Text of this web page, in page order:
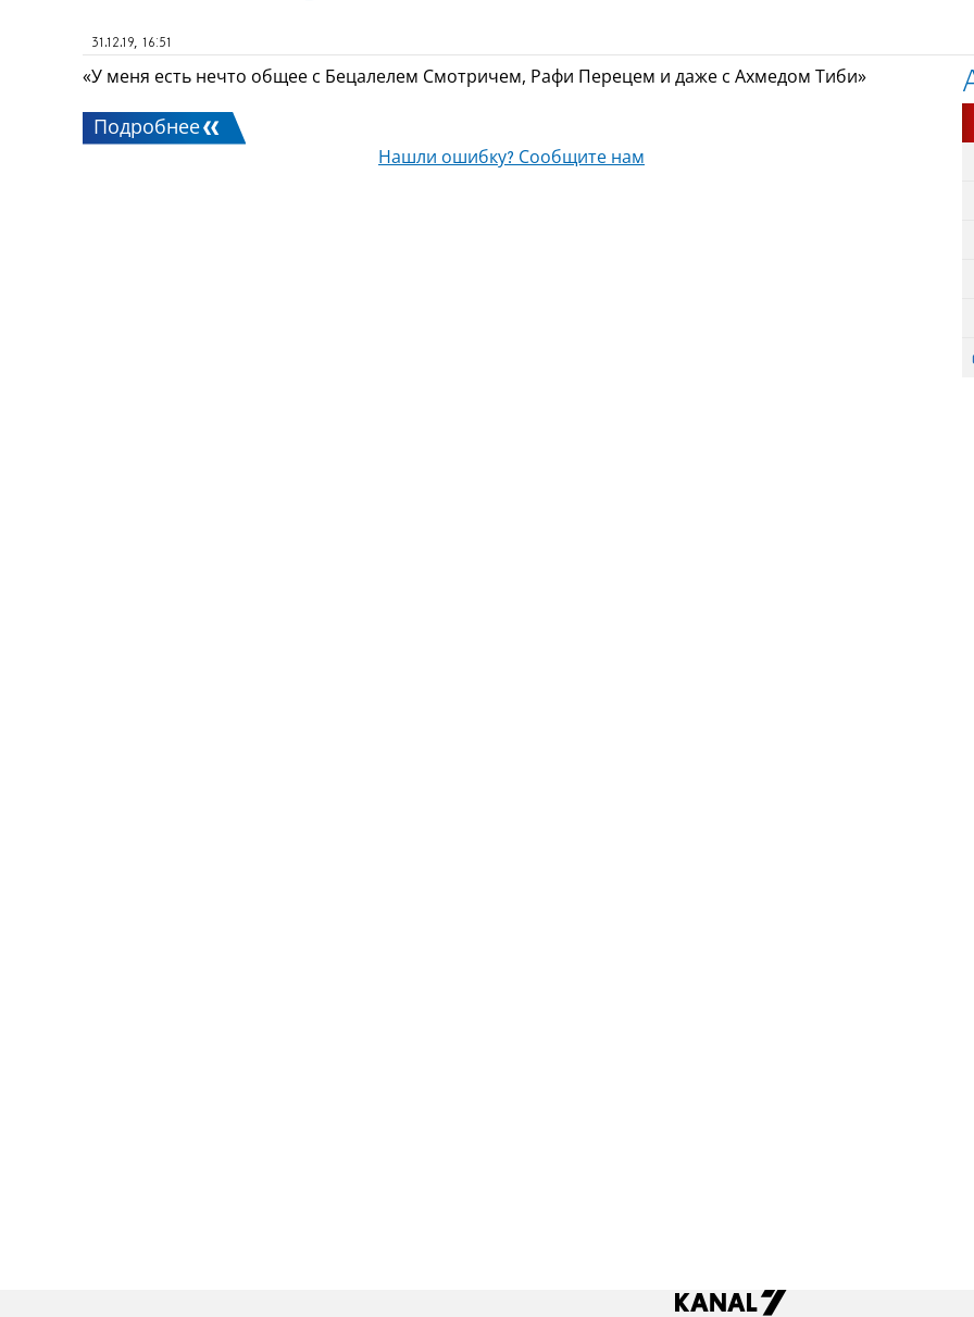
31.12.19, 16:51
«У меня есть нечто общее с Бецалелем Смотричем, Рафи Перецем и даже с Ахмедом Тиби»
Подробнее
Нашли ошибку? Сообщите нам